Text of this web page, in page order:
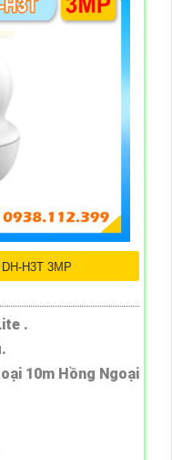
H3T 3MP
.
10m Hồng Ngoại